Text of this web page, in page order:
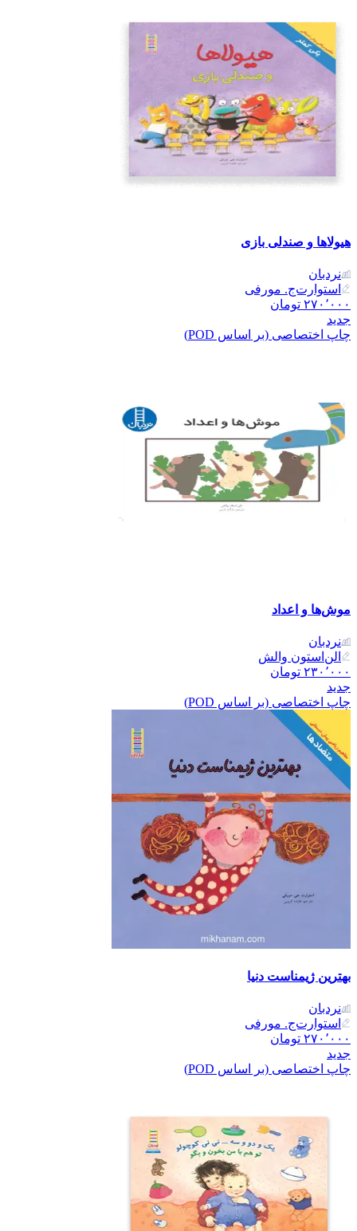
هیولاها و صندلی بازی
نردبان
استوارت‌ج. مورفی
۲۷۰٬۰۰۰ تومان
جدید
چاپ اختصاصی (بر اساس POD)
موش‌ها و اعداد
نردبان
الن‌استون والش
۲۳۰٬۰۰۰ تومان
جدید
چاپ اختصاصی (بر اساس POD)
بهترین ژیمناست دنیا
نردبان
استوارت‌ج. مورفی
۲۷۰٬۰۰۰ تومان
جدید
چاپ اختصاصی (بر اساس POD)